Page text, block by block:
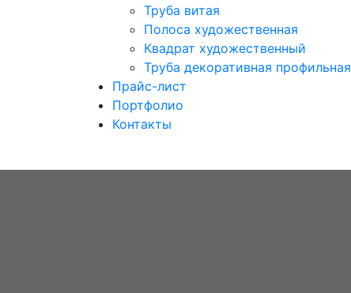
Труба витая
Полоса художественная
Квадрат художественный
Труба декоративная профильная
Прайс-лист
Портфолио
Контакты